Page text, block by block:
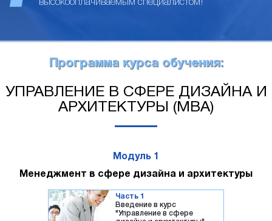
высокооплачиваемым специалистом!
Программа курса обучения:
УПРАВЛЕНИЕ В СФЕРЕ ДИЗАЙНА И
АРХИТЕКТУРЫ (MBA)
Модуль 1
Менеджмент в сфере дизайна и архитектуры
Часть 1
Введение в курс
"Управление в сфере